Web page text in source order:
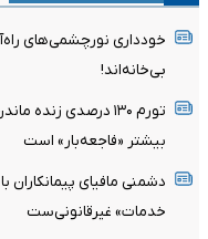
خودداری نورچشمی‌های
بی‌خانه‌اند!
تورم ۱۳۰ درصدی
بیشتر «فاجعه‌بار» است
دشمنی مافیای پیمانکاران
خدمات» غیرقانونی‌ست